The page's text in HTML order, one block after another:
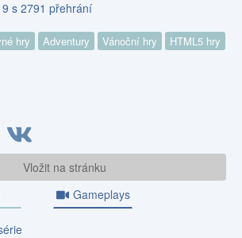
s 2791 přehrání
hry Adventury Vánoční hry HTML5 hry
Vložit na stránku
Gameplays